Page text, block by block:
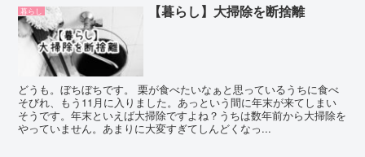
暮らし 【暮らし】大掃除を断捨離
どうも。ぼちぼちです。 栗が食べたいなぁと思っているうちに食べ
そびれ、もう11月に入りました。あっという間に年末が来てしまい
そうです。年末といえば大掃除ですよね？うちは数年前から大掃除を
やっていません。あまりに大変すぎてしんどくなっ...